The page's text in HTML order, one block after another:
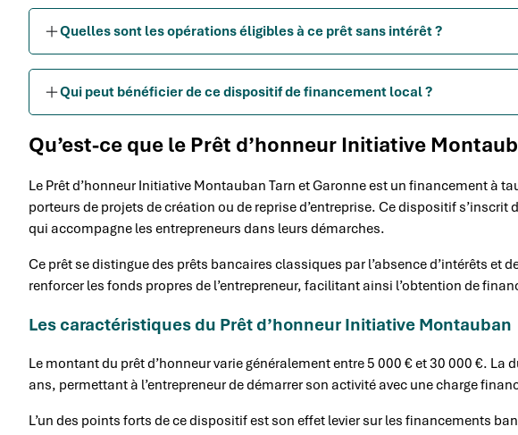
Quelles sont les opérations éligibles à ce prêt sans intérêt ?
Qui peut bénéficier de ce dispositif de financement local ?
Qu’est-ce que le Prêt d’honneur Initiative
Le Prêt d’honneur Initiative Montauban Tarn et Garonne est un financement à
porteurs de projets de création ou de reprise d’entreprise. Ce dispositif
qui accompagne les entrepreneurs dans leurs démarches.
Ce prêt se distingue des prêts bancaires classiques par l’absence d’intérêts et
renforcer les fonds propres de l’entrepreneur, facilitant ainsi l’obtention de
Les caractéristiques du Prêt d’honneur Initiative Montauban
Le montant du prêt d’honneur varie généralement entre 5 000 € et 30 000 €. La
ans, permettant à l’entrepreneur de démarrer son activité avec une charge
L’un des points forts de ce dispositif est son effet levier sur les financements